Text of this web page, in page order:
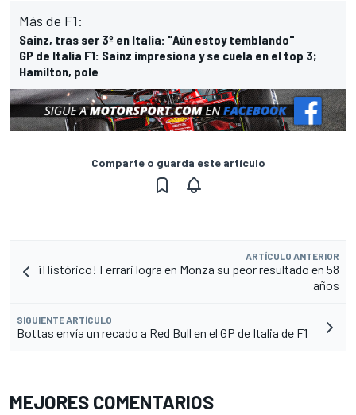
Más de F1:
Sainz, tras ser 3º en Italia: "Aún estoy temblando"
GP de Italia F1: Sainz impresiona y se cuela en el top 3;
Hamilton, pole
Comparte o guarda este artículo
ARTÍCULO ANTERIOR
¡Histórico! Ferrari logra en Monza su peor resultado en 58
años
SIGUIENTE ARTÍCULO
Bottas envía un recado a Red Bull en el GP de Italia de F1
MEJORES COMENTARIOS